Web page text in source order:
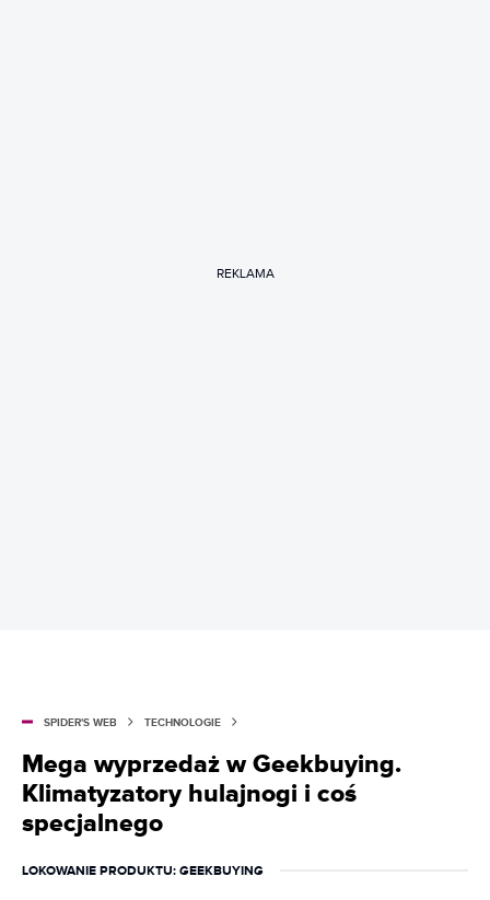
REKLAMA
SPIDER'S WEB TECHNOLOGIE
Mega wyprzedaż w Geekbuying.
Klimatyzatory hulajnogi i coś
specjalnego
LOKOWANIE PRODUKTU: GEEKBUYING